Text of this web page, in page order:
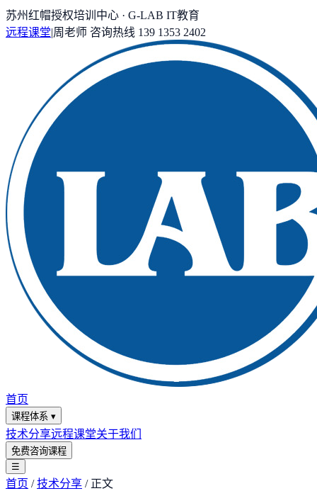
苏州红帽授权培训中心 · G-LAB IT教育
远程课堂|周老师 咨询热线 139 1353 2402
首页
课程体系 ▾
技术分享远程课堂关于我们
免费咨询课程
☰
首页 /技术分享 / 正文